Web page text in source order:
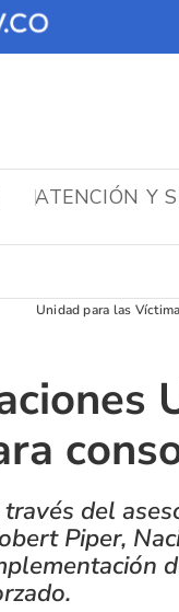
ATENCIÓN Y
Unidad para las
del
Piper,